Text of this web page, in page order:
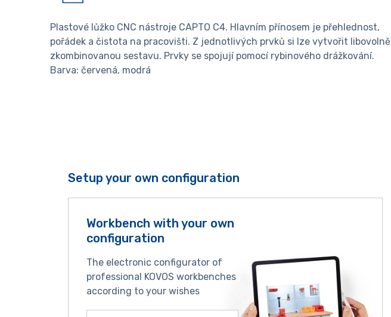
Plastové lůžko CNC nástroje CAPTO C4. Hlavním přínosem je přehlednost,
pořádek a čistota na pracovišti. Z jednotlivých prvků si lze vytvořit libovolně
zkombinovanou sestavu. Prvky se spojují pomocí rybinového drážkování.
Barva: červená, modrá
Setup your own configuration
Workbench with your own
configuration
The electronic configurator of
professional KOVOS workbenches
according to your wishes